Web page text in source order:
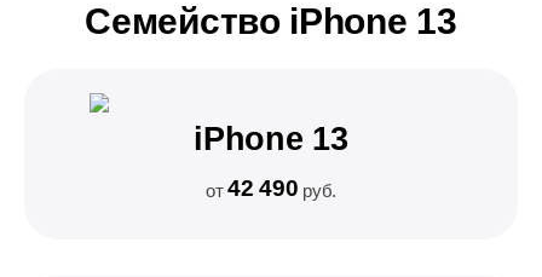
Семейство iPhone 13
iPhone 13
от42 490 руб.